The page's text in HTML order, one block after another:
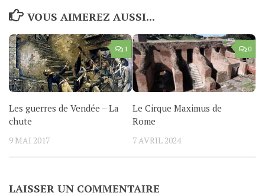
VOUS AIMEREZ AUSSI...
1
Les guerres de Vendée – La
chute
9 MAI 2017
0
Le Cirque Maximus de
Rome
7 AVRIL 2024
LAISSER UN COMMENTAIRE